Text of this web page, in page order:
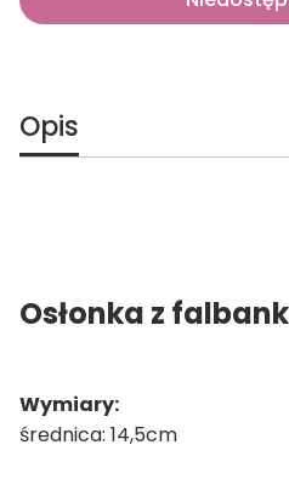
Opis
Osłonka z
Wymiary:
średnica: 14,5cm